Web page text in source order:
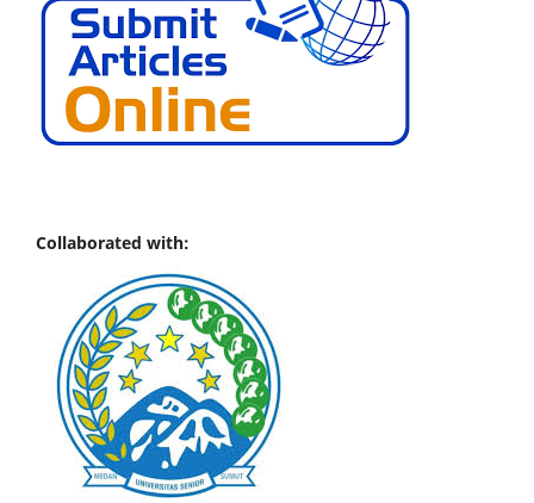
Collaborated with: